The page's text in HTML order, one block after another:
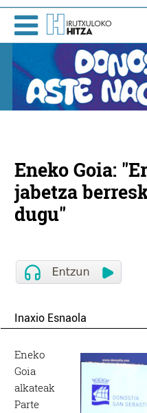
Eneko Goia:
jabetza
dugu"
Inaxio Esnaola
Eneko
Goia
alkateak
Parte